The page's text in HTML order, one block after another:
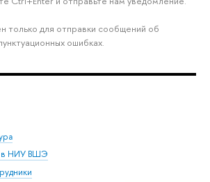
только для отправки сообщений об
ошибках.
в НИУ ВШЭ